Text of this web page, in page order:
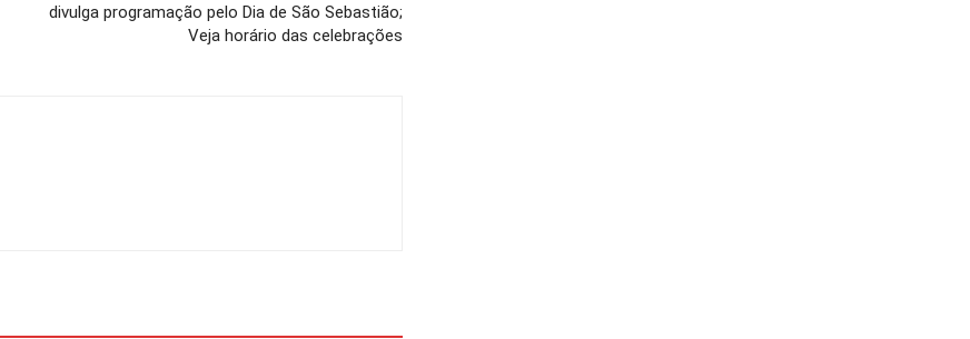
divulga programação pelo Dia de São Sebastião;
Veja horário das celebrações